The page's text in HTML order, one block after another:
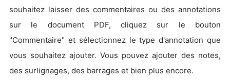
souhaitez laisser des commentaires ou des annotations
sur le document PDF, cliquez sur le bouton
"Commentaire" et sélectionnez le type d'annotation que
vous souhaitez ajouter. Vous pouvez ajouter des notes,
des surlignages, des barrages et bien plus encore.